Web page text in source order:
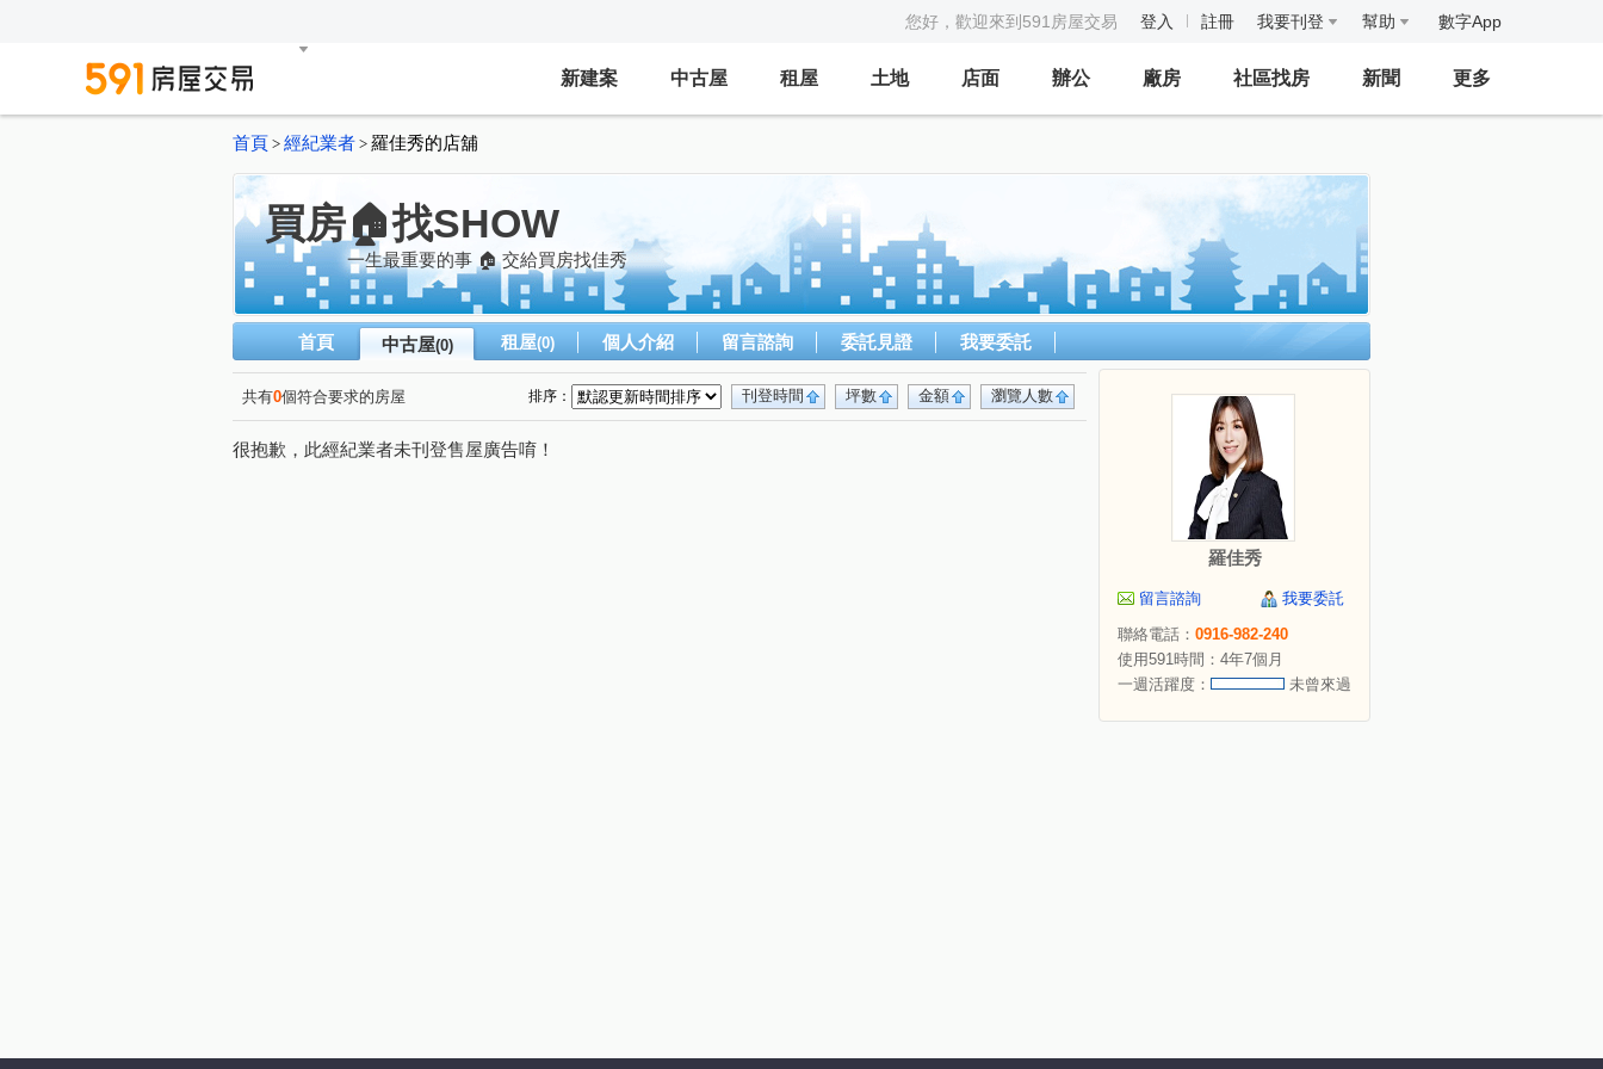
您好，歡迎來到591房屋交易 登入 註冊 我要刊登 幫助 數字App
新建案 中古屋 租屋 土地 店面 辦公 廠房 社區找房 新聞 更多
首頁 > 經紀業者 > 羅佳秀的店舖
買房🏠找SHOW
一生最重要的事 🏠 交給買房找佳秀
首頁 中古屋(0) 租屋(0) 個人介紹 留言諮詢 委託見證 我要委託
共有0個符合要求的房屋 瀏覽人數
金額
坪數
刊登時間
排序：
很抱歉，此經紀業者未刊登售屋廣告唷！
羅佳秀
留言諮詢
我要委託
聯絡電話： 0916-982-240
使用591時間：4年7個月
一週活躍度：
未曾來過